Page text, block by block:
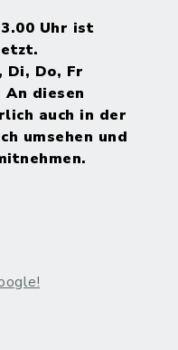
Uhr ist
Di, Do, Fr
diesen
auch in der
umsehen und